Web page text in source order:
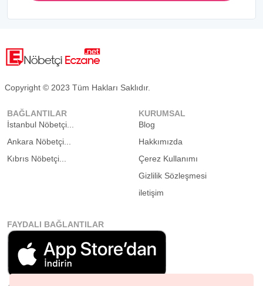
Copyright © 2023 Tüm Hakları Saklıdır.
BAĞLANTILAR
İstanbul Nöbetçi...
Ankara Nöbetçi...
Kıbrıs Nöbetçi...
KURUMSAL
Blog
Hakkımızda
Çerez Kullanımı
Gizlilik Sözleşmesi
iletişim
FAYDALI BAĞLANTILAR